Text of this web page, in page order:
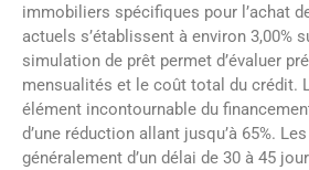
immobiliers spécifiques pour l’achat
actuels s’établissent à environ 3,00%
simulation de prêt permet d’évaluer
mensualités et le coût total du crédit.
élément incontournable du
d’une réduction allant jusqu’à 65%.
généralement d’un délai de 30 à 45